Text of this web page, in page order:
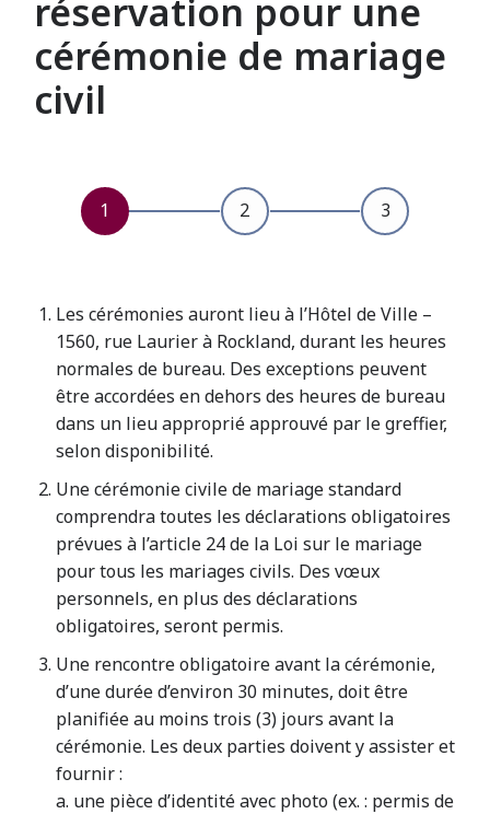
réservation pour une
cérémonie de mariage
civil
Les cérémonies auront lieu à l’Hôtel de Ville –
1560, rue Laurier à Rockland, durant les heures
normales de bureau. Des exceptions peuvent
être accordées en dehors des heures de bureau
dans un lieu approprié approuvé par le greffier,
selon disponibilité.
Une cérémonie civile de mariage standard
comprendra toutes les déclarations obligatoires
prévues à l’article 24 de la Loi sur le mariage
pour tous les mariages civils. Des vœux
personnels, en plus des déclarations
obligatoires, seront permis.
Une rencontre obligatoire avant la cérémonie,
d’une durée d’environ 30 minutes, doit être
planifiée au moins trois (3) jours avant la
cérémonie. Les deux parties doivent y assister et
fournir :
a. une pièce d’identité avec photo (ex. : permis de